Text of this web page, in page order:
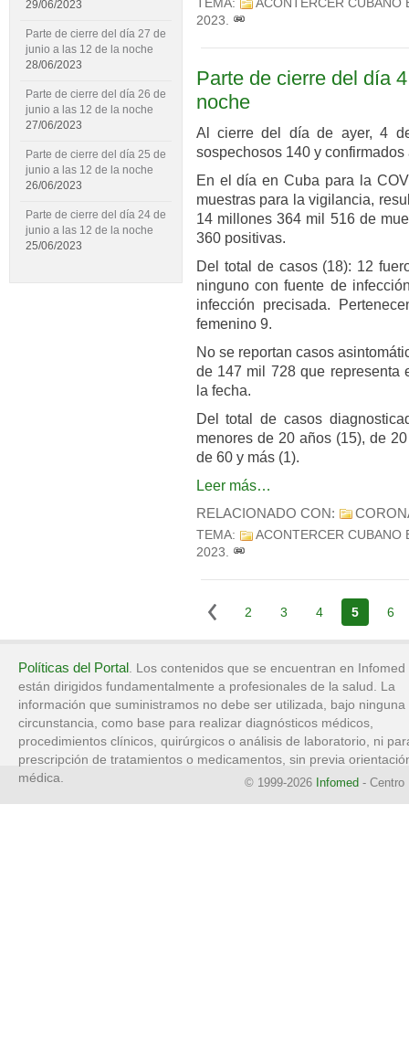
TEMA:
ACONTERCER CUBANO
2023.
Parte de cierre del día
noche
Al cierre del día de ayer, 4
sospechosos 140 y confirmados
En el día en Cuba para la
muestras para la vigilancia,
14 millones 364 mil 516 de
360 positivas.
Del total de casos (18): 12
ninguno con fuente de
infección precisada.
femenino 9.
No se reportan casos
de 147 mil 728 que representa
la fecha.
Del total de casos
menores de 20 años (15), de
de 60 y más (1).
Leer más…
RELACIONADO CON:
TEMA:
ACONTERCER CUBANO
2023.
2 3 4 5 6
29/06/2023
Parte de cierre del día 27 de
junio a las 12 de la noche
28/06/2023
Parte de cierre del día 26 de
junio a las 12 de la noche
27/06/2023
Parte de cierre del día 25 de
junio a las 12 de la noche
26/06/2023
Parte de cierre del día 24 de
junio a las 12 de la noche
25/06/2023
Políticas del Portal. Los contenidos que se encuentran en Infomed
están dirigidos fundamentalmente a profesionales de la salud. La
información que suministramos no debe ser utilizada, bajo ninguna
circunstancia, como base para realizar diagnósticos médicos,
procedimientos clínicos, quirúrgicos o análisis de laboratorio, ni
prescripción de tratamientos o medicamentos, sin previa
médica.
© 1999-2026 Infomed - Centro